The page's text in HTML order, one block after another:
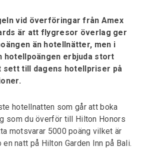
vid överföringar från Amex
är att flygresor överlag ger
än hotellnätter, men i
hotellpoängen erbjuda stort
sett till dagens hotellpriser på
hotellnatten som går att boka
som du överför till Hilton Honors
motsvarar 5000 poäng vilket är
natt på Hilton Garden Inn på Bali.